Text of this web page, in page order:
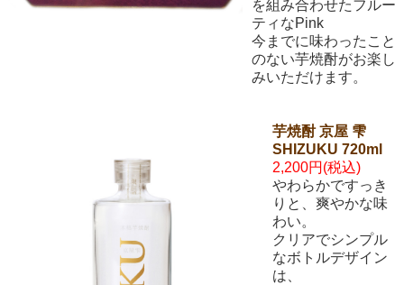
を組み合わせたフルー
ティなPink
今までに味わったこと
のない芋焼酎がお楽し
みいただけます。
芋焼酎 京屋 雫
SHIZUKU 720ml
2,200円(税込)
やわらかですっき
りと、爽やかな味
わい。
クリアでシンプル
なボトルデザイン
は、